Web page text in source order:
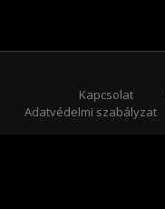
Kapcsolat
Adatvédelmi szabályzat